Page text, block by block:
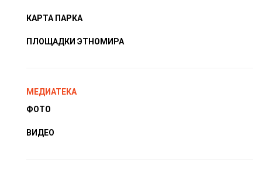
КАРТА ПАРКА
ПЛОЩАДКИ ЭТНОМИРА
МЕДИАТЕКА
ФОТО
ВИДЕО